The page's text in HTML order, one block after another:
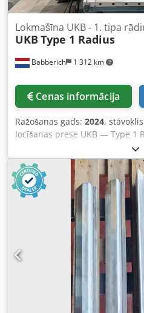
Babberich 1 312 km
Lokmašīna UKB - 1. tipa
UKB Type 1 Radius
Cenas informācija
Ražošanas gads: 2024,
locīšanas prese UKB — Type 1
Ražotājs: UKB Tips: Type 1
Segmentēti radiusa augšējie
tonnu iekārtām Pilni
10 segmenti, lai sasniegtu
Rādiuss 30 / Rādiuss 31 /
35 Rādiuss 36 / Rādiuss 39 /
Rādiuss 42 Rādiuss 43 /
48 / Rādiuss 50 Rādiuss 51 /
Rādiuss 57 / Rādiuss 58
70 / Rādiuss 71 / Rādiuss 73 /
Lūdzu, ņemiet vērā:
mūsu labākās saprašanas un,
ražotāja. Dati ir sniegti labā